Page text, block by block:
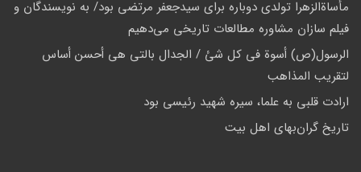
مأساة‌الزهرا تولدی دوباره برای سیدجعفر مرتضی بود/ به نویسندگان و
فیلم سازان مشاوره مطالعات تاریخی می‌دهیم
الرسول(ص) أسوة في کل شئ / الجدال بالتي هي أحسن أساس
لتقریب المذاهب
ارادت قلبی به علما، سیره شهید رئیسی بود
تاريخ گران‌بهاي اهل بيت